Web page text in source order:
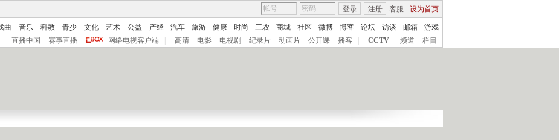
客服 设为首页
登录 注册
曲 音乐 科教 青少 文化 艺术 公益 产经 汽车 旅游 健康 时尚 三农 商城 社区 微博 博客 论坛 访谈 邮箱
游戏
直播中国 赛事直播 网络电视客户端 高清 电影 电视剧 纪录片 动画片 公开课 播客 CCTV 频道 栏目